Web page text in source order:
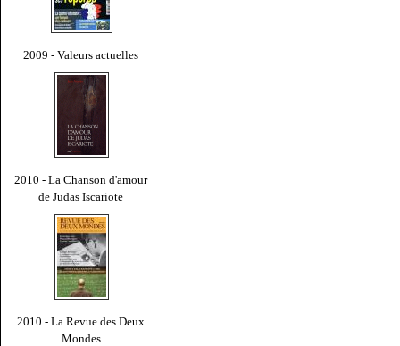
2009 - Valeurs actuelles
2010 - La Chanson d'amour
de Judas Iscariote
2010 - La Revue des Deux
Mondes